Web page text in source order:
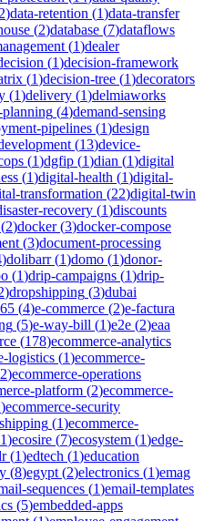
2)data-retention (1)data-transfer
(2)database (7)dataflows
(1)dealer
(1)decision-framework
(1)decision-tree (1)decorators
(1)delivery (1)delmiaworks
planning (4)demand-sensing
pipelines (1)design
(13)device-
(1)dgfip (1)dian (1)digital
(1)digital-health (1)digital-
transformation (22)digital-twin
recovery (1)discounts
(2)docker(3)docker-compose
(3)document-processing
)dolibarr(1)domo (1)donor-
(1)drip-campaigns (1)drip-
)dropshipping (3)dubai
(4)e-commerce (2)e-factura
(5)e-way-bill (1)e2e (2)eaa
(178)ecommerce-analytics
logistics (1)ecommerce-
2)ecommerce-operations
platform (2)ecommerce-
)ecommerce-security
(1)ecommerce-
1)ecosire (7)ecosystem (1)edge-
(1)edtech (1)education
(8)egypt (2)electronics (1)emag
sequences (1)email-templates
(5)embedded-apps